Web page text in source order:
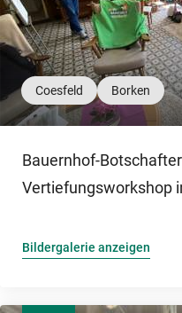
Coesfeld Borken
Bauernhof-
Vertiefungsworkshop
Bildergalerie anzeigen